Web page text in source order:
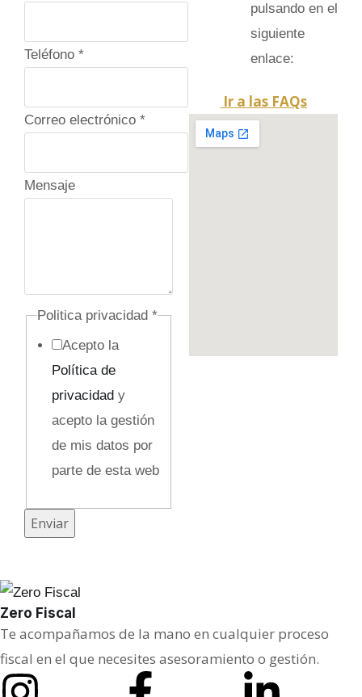
Teléfono *
Correo electrónico *
Mensaje
Politica privacidad *
Acepto la
Política de
privacidady
acepto la gestión
de mis datos por
parte de esta web
E
r
e
a
Enviar
pulsando en el
siguiente
enlace:
Ir a las FAQs
Zero Fiscal
Te acompañamos de la mano en cualquier proceso
fiscal en el que necesites asesoramiento o gestión.